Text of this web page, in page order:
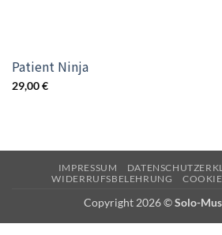
Patient Ninja
29,00€
IMPRESSUM
WIDERRUFSBELEHRUNG
Copyright 2026 ©Solo-